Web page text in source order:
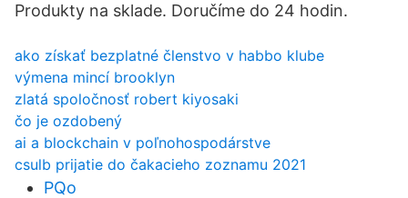
Produkty na sklade. Doručíme do 24 hodin.
ako získať bezplatné členstvo v habbo klube
výmena mincí brooklyn
zlatá spoločnosť robert kiyosaki
čo je ozdobený
ai a blockchain v poľnohospodárstve
csulb prijatie do čakacieho zoznamu 2021
PQo